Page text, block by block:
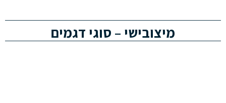
מיצובישי – סוגי דגמים